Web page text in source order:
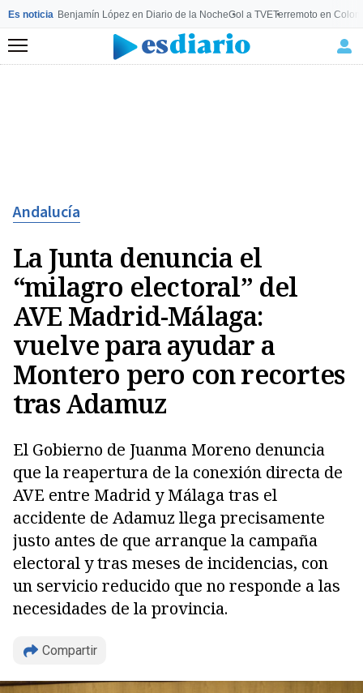
Es noticia Benjamín López en Diario de la NocheGol a TVETerremoto en
Menú
Andalucía
La Junta denuncia el
“milagro electoral” del
AVE Madrid-Málaga:
vuelve para ayudar a
Montero pero con recortes
tras Adamuz
El Gobierno de Juanma Moreno denuncia
que la reapertura de la conexión directa de
AVE entre Madrid y Málaga tras el
accidente de Adamuz llega precisamente
justo antes de que arranque la campaña
electoral y tras meses de incidencias, con
un servicio reducido que no responde a las
necesidades de la provincia.
Compartir